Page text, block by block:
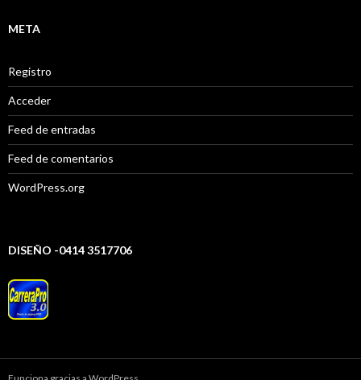
META
Registro
Acceder
Feed de entradas
Feed de comentarios
WordPress.org
DISEÑO -0414 3517706